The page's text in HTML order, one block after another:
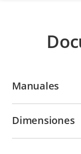
Manuales
Dimensiones